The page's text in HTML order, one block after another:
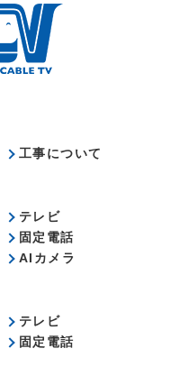
工事について
テレビ
固定電話
AIカメラ
テレビ
固定電話